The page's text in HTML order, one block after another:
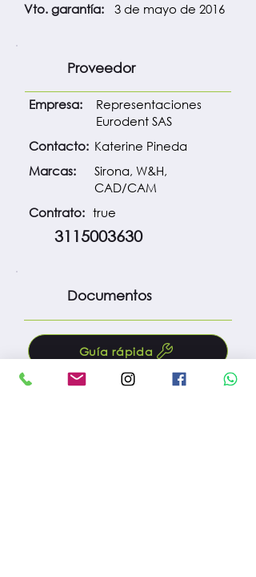
Vto. garantía:
3 de mayo de 2016
Proveedor
Empresa:
Representaciones
Eurodent SAS
Contacto: Katerine Pineda
Marcas:
Sirona, W&H,
CAD/CAM
Contrato: true
3115003630
Documentos
Guía rápida